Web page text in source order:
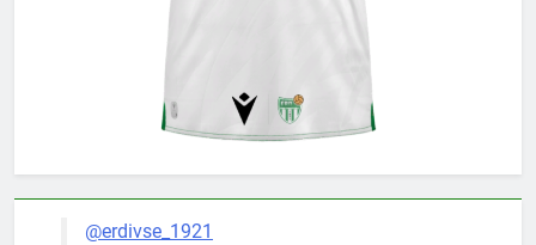
@erdivse_1921